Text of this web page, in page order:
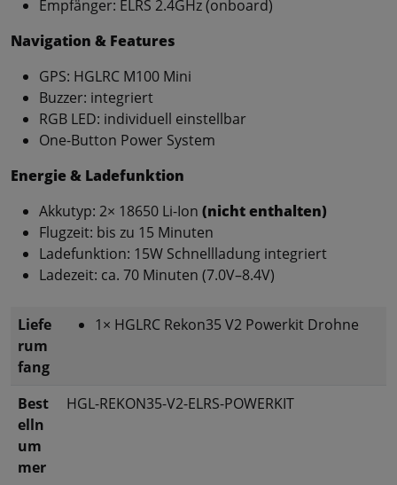
Empfänger: ELRS 2.4GHz (onboard)
Navigation & Features
GPS: HGLRC M100 Mini
Buzzer: integriert
RGB LED: individuell einstellbar
One-Button Power System
Energie & Ladefunktion
Akkutyp: 2× 18650 Li-Ion (nicht enthalten)
Flugzeit: bis zu 15 Minuten
Ladefunktion: 15W Schnellladung integriert
Ladezeit: ca. 70 Minuten (7.0V–8.4V)
Liefe
rum
fang
1× HGLRC Rekon35 V2 Powerkit Drohne
Best
elln
um
mer
HGL-REKON35-V2-ELRS-POWERKIT